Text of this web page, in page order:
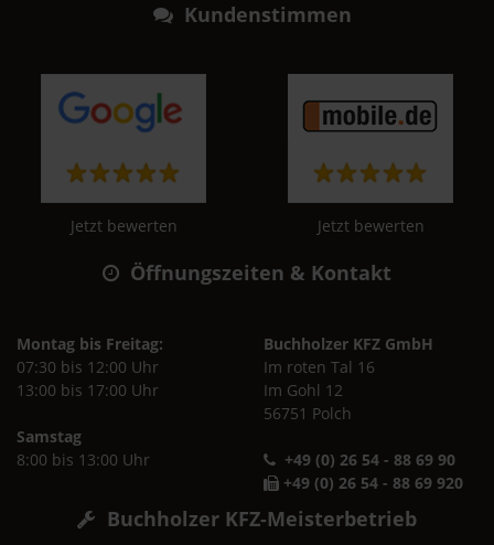
Kundenstimmen
Jetzt bewerten Jetzt bewerten
Öffnungszeiten & Kontakt
Montag bis Freitag:
07:30 bis 12:00 Uhr
13:00 bis 17:00 Uhr
Samstag
8:00 bis 13:00 Uhr
Buchholzer KFZ GmbH
Im roten Tal 16
Im Gohl 12
56751 Polch
+49 (0) 26 54 - 88 69 90
+49 (0) 26 54 - 88 69 920
Buchholzer KFZ-Meisterbetrieb